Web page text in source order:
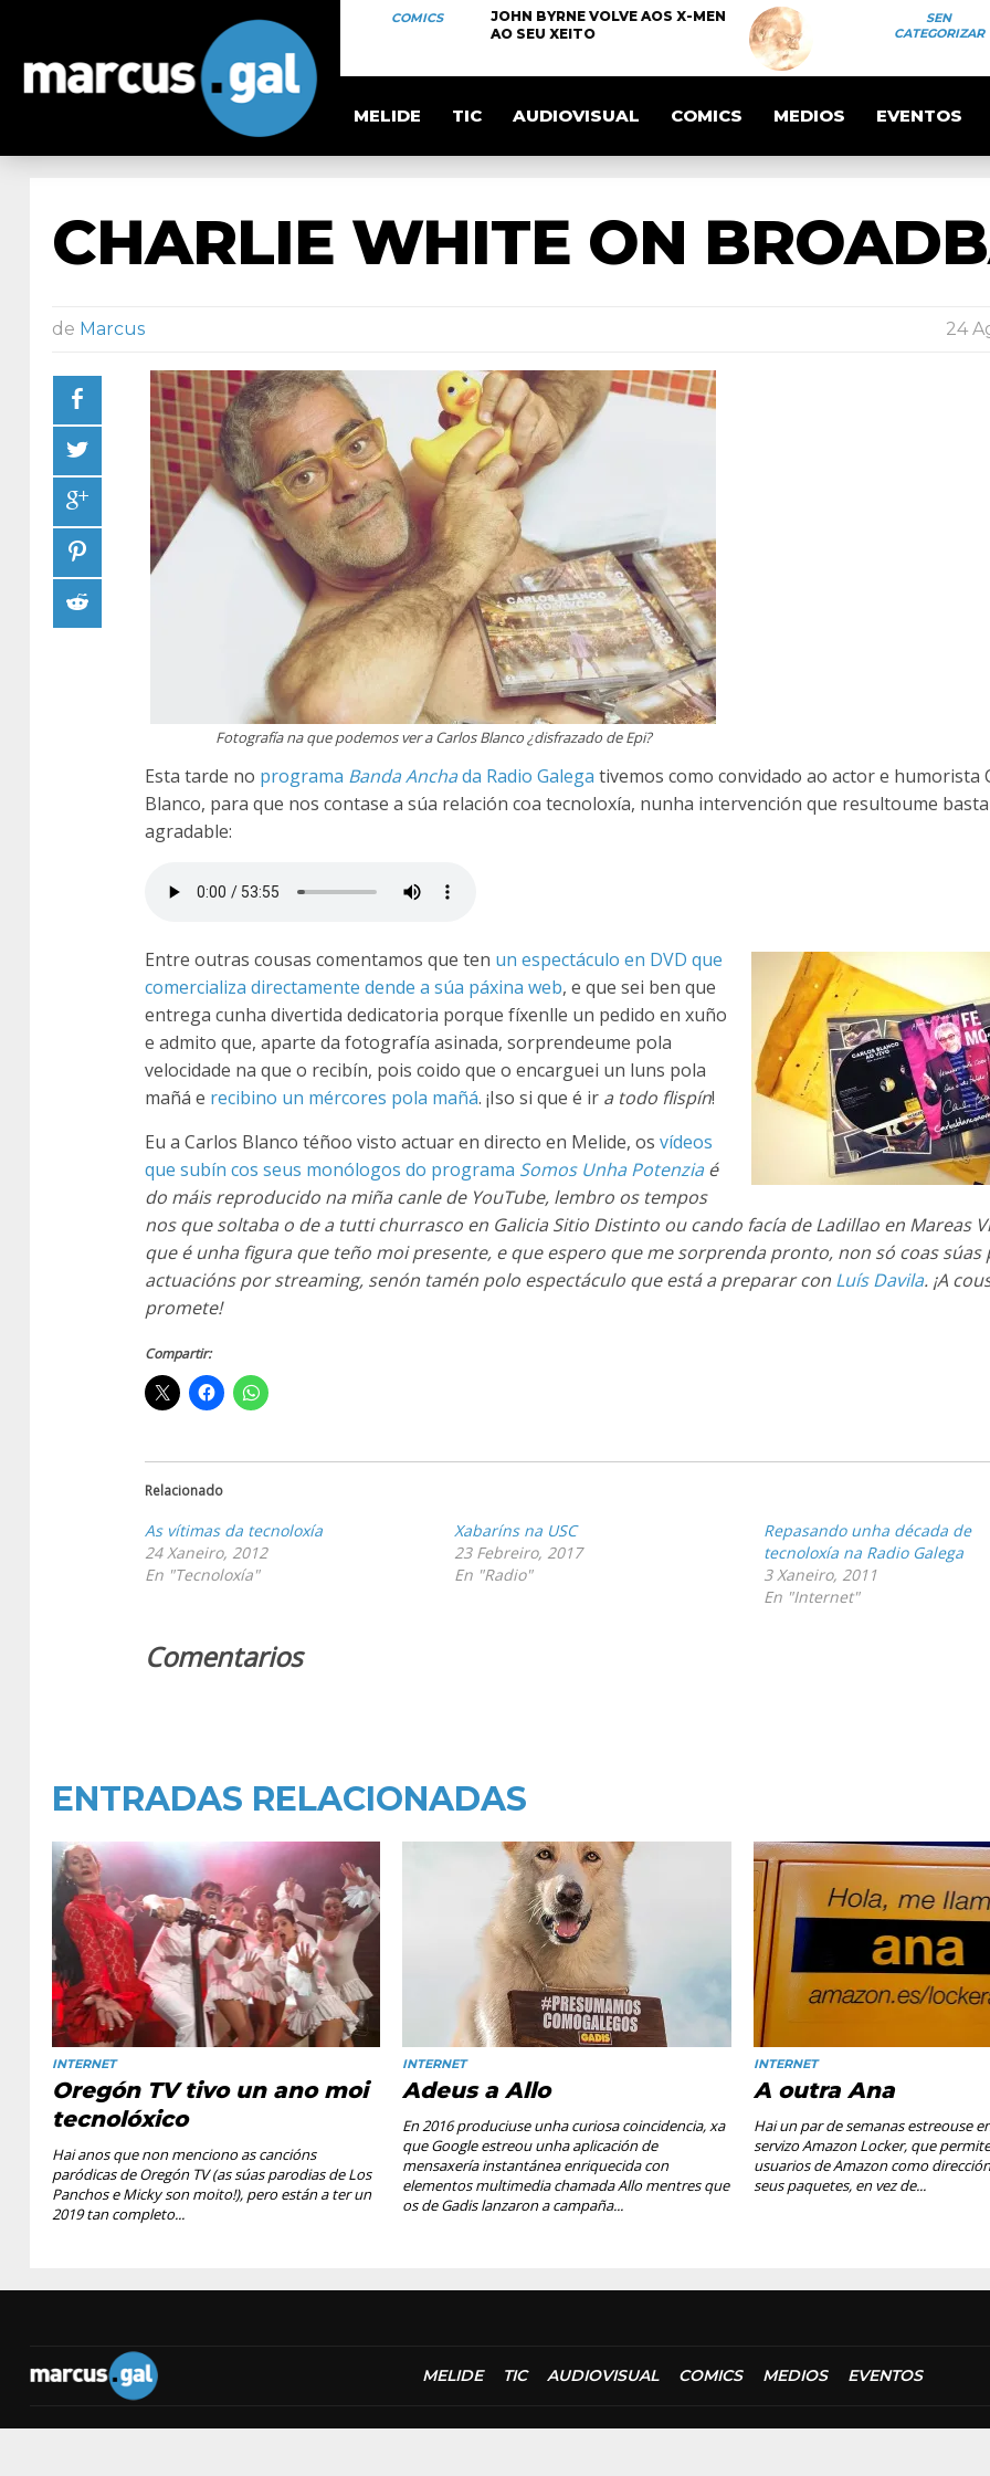
COMICS
JOHN BYRNE VOLVE AOS X-MEN
AO SEU XEITO
SEN
CATEGORIZAR
MELIDE TIC AUDIOVISUAL COMICS MEDIOS EVENTOS
CHARLIE WHITE ON
de Marcus 24
Fotografía na que podemos ver a Carlos Blanco ¿disfrazado de Epi?
Esta tarde no programa Banda Anchada Radio Galega tivemos como convidado ao actor e humorista
Blanco, para que nos contase a súa relación coa tecnoloxía, nunha intervención que resultoume
agradable:
Entre outras cousas comentamos que ten un espectáculo en DVD que
comercializa directamente dende a súa páxina web, e que sei ben que
entrega cunha divertida dedicatoria porque fíxenlle un pedido en xuño
e admito que, aparte da fotografía asinada, sorprendeume pola
velocidade na que o recibín, pois coido que o encarguei un luns pola
mañá e recibino un mércores pola mañá. ¡Iso si que é ir a todo flispín!
Eu a Carlos Blanco téñoo visto actuar en directo en Melide, os vídeos
que subín cos seus monólogos do programa Somos Unha Potenziaé
do máis reproducido na miña canle de YouTube, lembro os tempos
nos que soltaba o dea tutti churrasco en Galicia Sitio Distinto ou cando facía deLadillao en Mareas
que é unha figura que teño moi presente, e que espero que me sorprenda pronto, non só coas súas
actuacións porstreaming, senón tamén polo espectáculo que está a preparar con Luís Davila. ¡A
promete!
Compartir:
Relacionado
As vítimas da tecnoloxía
24 Xaneiro, 2012
En "Tecnoloxía"
Xabaríns na USC
23 Febreiro, 2017
En "Radio"
Repasando unha década de
tecnoloxía na Radio Galega
3 Xaneiro, 2011
En "Internet"
Comentarios
ENTRADAS RELACIONADAS
INTERNET
Oregón TV tivo un ano moi
tecnolóxico
Hai anos que non menciono as cancións
paródicas de Oregón TV (as súas parodias de Los
Panchos e Micky son moito!), pero están a ter un
2019 tan completo...
INTERNET
Adeus a Allo
En 2016 produciuse unha curiosa coincidencia, xa
que Google estreou unha aplicación de
mensaxería instantánea enriquecida con
elementos multimedia chamada Allo mentres que
os de Gadis lanzaron a campaña...
INTERNET
A outra Ana
Hai un par de semanas estreouse
servizo Amazon Locker, que
usuarios de Amazon como
seus paquetes, en vez de...
MELIDE TIC AUDIOVISUAL COMICS MEDIOS EVENTOS